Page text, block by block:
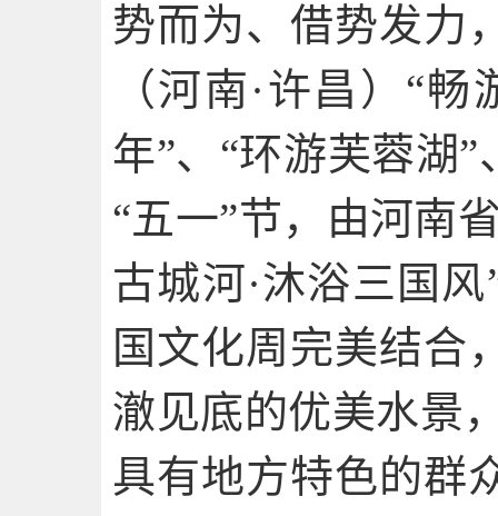
势而为、借势发力
（河南·许昌）“
年”、“环游芙蓉湖
“五一”节，由河南
古城河·沐浴三国
国文化周完美结合
澈见底的优美水景
具有地方特色的群